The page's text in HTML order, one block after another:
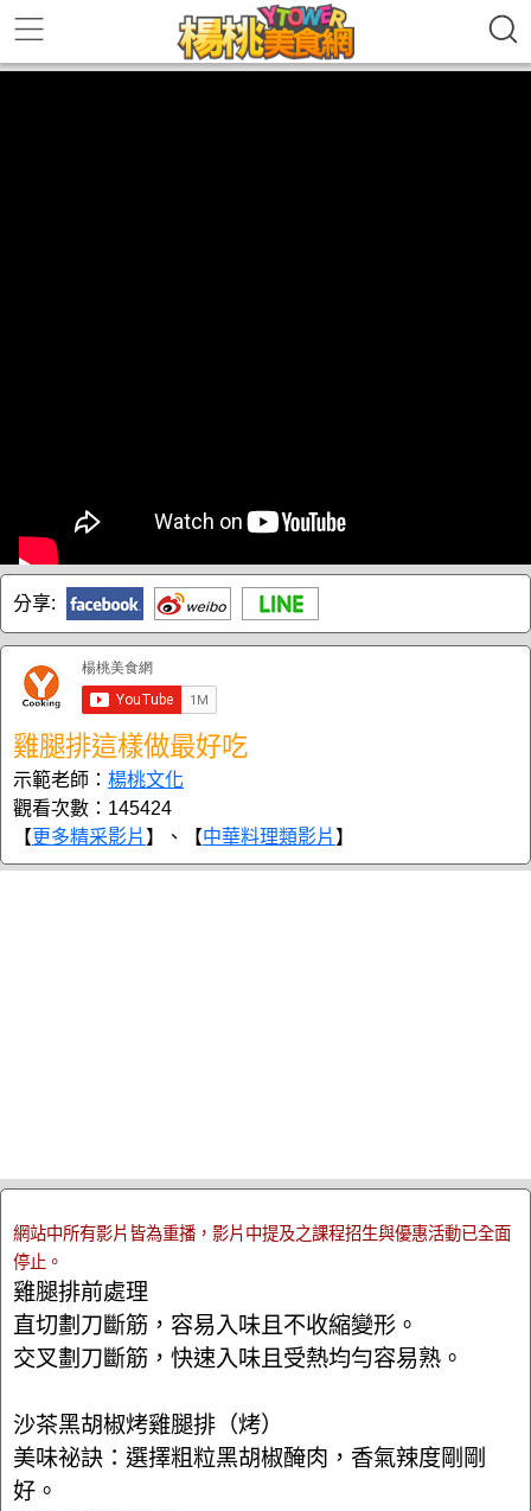
分享:
雞腿排這樣做最好吃
示範老師： 楊桃文化
觀看次數：145424
【更多精采影片 】、【中華料理類影片 】
網站中所有影片皆為重播，影片中提及之課程招生與優惠活動已全面
停止。
雞腿排前處理
直切劃刀斷筋，容易入味且不收縮變形。
交叉劃刀斷筋，快速入味且受熱均勻容易熟。
沙茶黑胡椒烤雞腿排（烤）
美味祕訣：選擇粗粒黑胡椒醃肉，香氣辣度剛剛
好。